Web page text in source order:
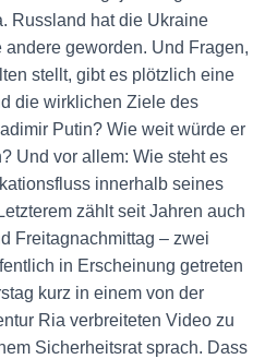
Russland hat die Ukraine
geworden. Und Fragen,
stellt, gibt es plötzlich eine
die wirklichen Ziele des
Putin? Wie weit würde er
Und vor allem: Wie steht es
innerhalb seines
zählt seit Jahren auch
Freitagnachmittag – zwei
in Erscheinung getreten
kurz in einem von der
Ria verbreiteten Video zu
Sicherheitsrat sprach. Dass